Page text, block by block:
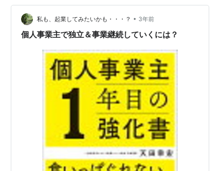
もなんだかんだやった」だけなんですけどね（笑） 私が
どんな感じで継続してきたのかを簡単に記事にまとめて
みます！ たぶ…
私も、起業してみたいかも・・・？ • 3年前
個人事業主で独立＆事業継続していくには？